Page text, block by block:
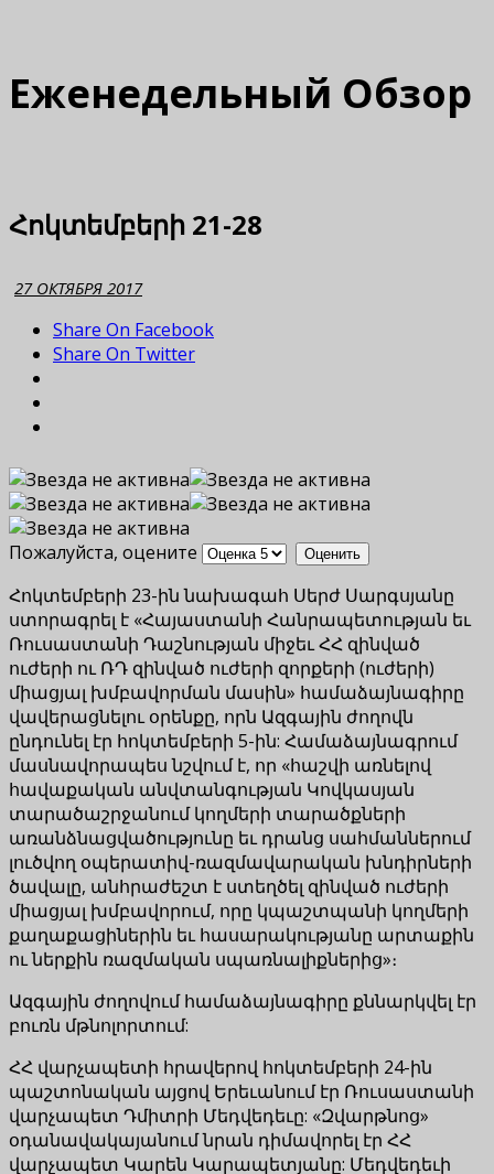
Еженедельный Обзор
Հոկտեմբերի 21-28
27 ОКТЯБРЯ 2017
Share On Facebook
Share On Twitter
Пожалуйста, оцените
Հոկտեմբերի 23-ին նախագահ Սերժ Սարգսյանը
ստորագրել է «Հայաստանի Հանրապետության եւ
Ռուսաստանի Դաշնության միջեւ ՀՀ զինված
ուժերի ու ՌԴ զինված ուժերի զորքերի (ուժերի)
միացյալ խմբավորման մասին» համաձայնագիրը
վավերացնելու օրենքը, որն Ազգային ժողովն
ընդունել էր հոկտեմբերի 5-ին: Համաձայնագրում
մասնավորապես նշվում է, որ «հաշվի առնելով
հավաքական անվտանգության Կովկասյան
տարածաշրջանում կողմերի տարածքների
առանձնացվածությունը եւ դրանց սահմաններում
լուծվող օպերատիվ-ռազմավարական խնդիրների
ծավալը, անհրաժեշտ է ստեղծել զինված ուժերի
միացյալ խմբավորում, որը կպաշտպանի կողմերի
քաղաքացիներին եւ հասարակությանը արտաքին
ու ներքին ռազմական սպառնալիքներից»։
Ազգային ժողովում համաձայնագիրը քննարկվել էր
բուռն մթնոլորտում:
ՀՀ վարչապետի հրավերով հոկտեմբերի 24-ին
պաշտոնական այցով Երեւանում էր Ռուսաստանի
վարչապետ Դմիտրի Մեդվեդեւը: «Զվարթնոց»
օդանավակայանում նրան դիմավորել էր ՀՀ
վարչապետ Կարեն Կարապետյանը: Մեդվեդեւի